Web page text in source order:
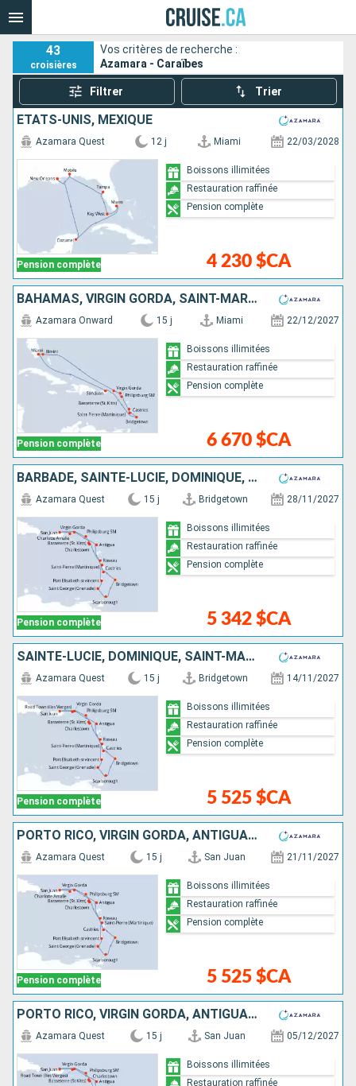
43
croisières
Vos critères de recherche :
Azamara - Caraïbes
Filtrer Trier
ÉTATS-UNIS, MEXIQUE
Pension complète
Azamara Quest 12 j Miami 22/03/2028
4 230 $CA
Boissons illimitées
Restauration raffinée
Pension complète
BAHAMAS, VIRGIN GORDA, SAINT-MARTIN, MARTINIQUE, SAINTE-LUCIE, BARBADE, PORTO RICO, ÉTATS-UNIS
Pension complète
Azamara Onward 15 j Miami 22/12/2027
6 670 $CA
Boissons illimitées
Restauration raffinée
Pension complète
BARBADE, SAINTE-LUCIE, DOMINIQUE, SAINT-MARTIN, ÉTATS-UNIS, PORTO RICO, VIRGIN GORDA, ANTIGUA-ET-BARBUDA, MARTINIQUE, SAINT VINCENT-ET-LES-GRENADINES, GRENADE, TRINITÉ-ET-TOBAGO
Pension complète
Azamara Quest 15 j Bridgetown 28/11/2027
5 342 $CA
Boissons illimitées
Restauration raffinée
Pension complète
SAINTE-LUCIE, DOMINIQUE, SAINT-MARTIN, TORTOLA, PORTO RICO, VIRGIN GORDA, ANTIGUA-ET-BARBUDA, MARTINIQUE, SAINT VINCENT-ET-LES-GRENADINES, GRENADE, TRINITÉ-ET-TOBAGO, BARBADE
Pension complète
Azamara Quest 15 j Bridgetown 14/11/2027
5 525 $CA
Boissons illimitées
Restauration raffinée
Pension complète
PORTO RICO, VIRGIN GORDA, ANTIGUA-ET-BARBUDA, MARTINIQUE, SAINT VINCENT-ET-LES-GRENADINES, GRENADE, TRINITÉ-ET-TOBAGO, BARBADE, SAINTE-LUCIE, DOMINIQUE, SAINT-MARTIN, ÉTATS-UNIS
Pension complète
Azamara Quest 15 j San Juan 21/11/2027
5 525 $CA
Boissons illimitées
Restauration raffinée
Pension complète
PORTO RICO, VIRGIN GORDA, ANTIGUA-ET-BARBUDA, MARTINIQUE, SAINT VINCENT-ET-LES-GRENADINES, GRENADE, TRINITÉ-ET-TOBAGO, BARBADE, SAINTE-LUCIE, DOMINIQUE, SAINT-MARTIN, TORTOLA
Azamara Quest 15 j San Juan 05/12/2027
Boissons illimitées
Restauration raffinée